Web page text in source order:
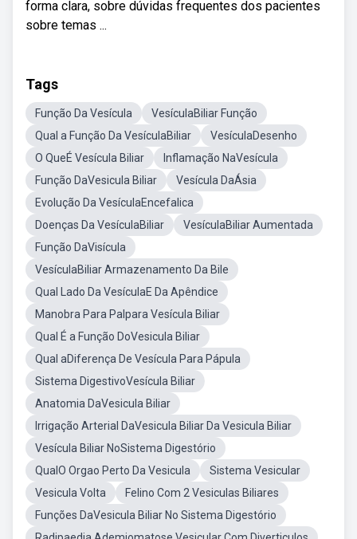
forma clara, sobre dúvidas frequentes dos pacientes
sobre temas ...
Tags
Função Da Vesícula
VesículaBiliar Função
Qual a Função Da VesículaBiliar
VesículaDesenho
O QueÉ Vesícula Biliar
Inflamação NaVesícula
Função DaVesicula Biliar
Vesícula DaÁsia
Evolução Da VesículaEncefalica
Doenças Da VesículaBiliar
VesículaBiliar Aumentada
Função DaVisícula
VesículaBiliar Armazenamento Da Bile
Qual Lado Da VesículaE Da Apêndice
Manobra Para Palpara Vesícula Biliar
Qual É a Função DoVesicula Biliar
Qual aDiferença De Vesícula Para Pápula
Sistema DigestivoVesícula Biliar
Anatomia DaVesicula Biliar
Irrigação Arterial DaVesicula Biliar Da Vesicula Biliar
Vesícula Biliar NoSistema Digestório
QualO Orgao Perto Da Vesicula
Sistema Vesicular
Vesicula Volta
Felino Com 2 Vesiculas Biliares
Funções DaVesicula Biliar No Sistema Digestório